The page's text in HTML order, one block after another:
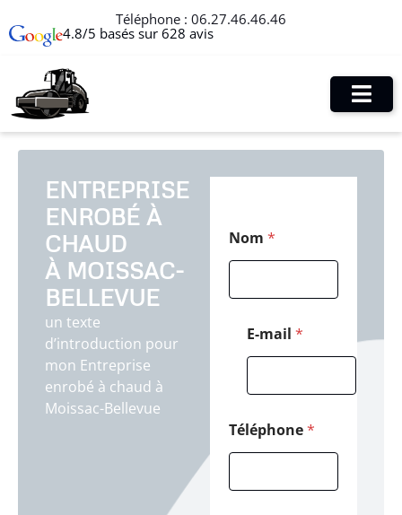
Téléphone : 06.27.46.46.46
4.8/5 basés sur 628 avis
ENTREPRISE
ENROBÉ À
CHAUD
À MOISSAC-
BELLEVUE
un texte
d’introduction pour
mon Entreprise
enrobé à chaud à
Moissac-Bellevue
Nom *
E-mail *
Téléphone*